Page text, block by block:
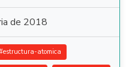
de 2018
estructura-atomica